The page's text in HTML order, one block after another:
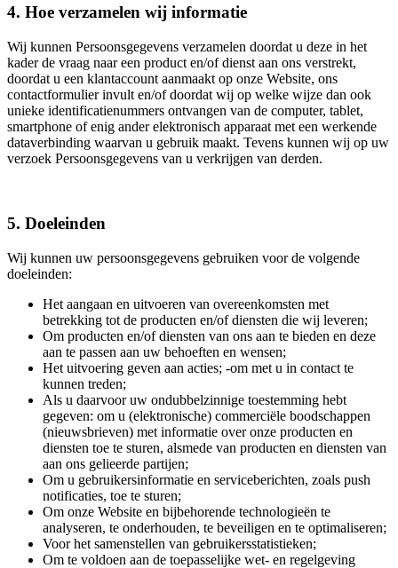
4. Hoe verzamelen wij informatie
Wij kunnen Persoonsgegevens verzamelen doordat u deze in het
kader de vraag naar een product en/of dienst aan ons verstrekt,
doordat u een klantaccount aanmaakt op onze Website, ons
contactformulier invult en/of doordat wij op welke wijze dan ook
unieke identificatienummers ontvangen van de computer, tablet,
smartphone of enig ander elektronisch apparaat met een werkende
dataverbinding waarvan u gebruik maakt. Tevens kunnen wij op uw
verzoek Persoonsgegevens van u verkrijgen van derden.
5. Doeleinden
Wij kunnen uw persoonsgegevens gebruiken voor de volgende
doeleinden:
Het aangaan en uitvoeren van overeenkomsten met
betrekking tot de producten en/of diensten die wij leveren;
Om producten en/of diensten van ons aan te bieden en deze
aan te passen aan uw behoeften en wensen;
Het uitvoering geven aan acties; -om met u in contact te
kunnen treden;
Als u daarvoor uw ondubbelzinnige toestemming hebt
gegeven: om u (elektronische) commerciële boodschappen
(nieuwsbrieven) met informatie over onze producten en
diensten toe te sturen, alsmede van producten en diensten van
aan ons gelieerde partijen;
Om u gebruikersinformatie en serviceberichten, zoals push
notificaties, toe te sturen;
Om onze Website en bijbehorende technologieën te
analyseren, te onderhouden, te beveiligen en te optimaliseren;
Voor het samenstellen van gebruikersstatistieken;
Om te voldoen aan de toepasselijke wet- en regelgeving